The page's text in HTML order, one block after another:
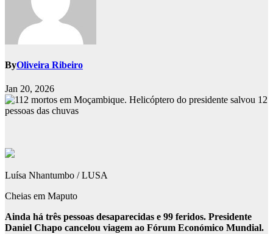
ByOliveira Ribeiro
Jan 20, 2026
Luísa Nhantumbo / LUSA
Cheias em Maputo
Ainda há três pessoas desaparecidas e 99 feridos. Presidente
Daniel Chapo cancelou viagem ao Fórum Económico Mundial.